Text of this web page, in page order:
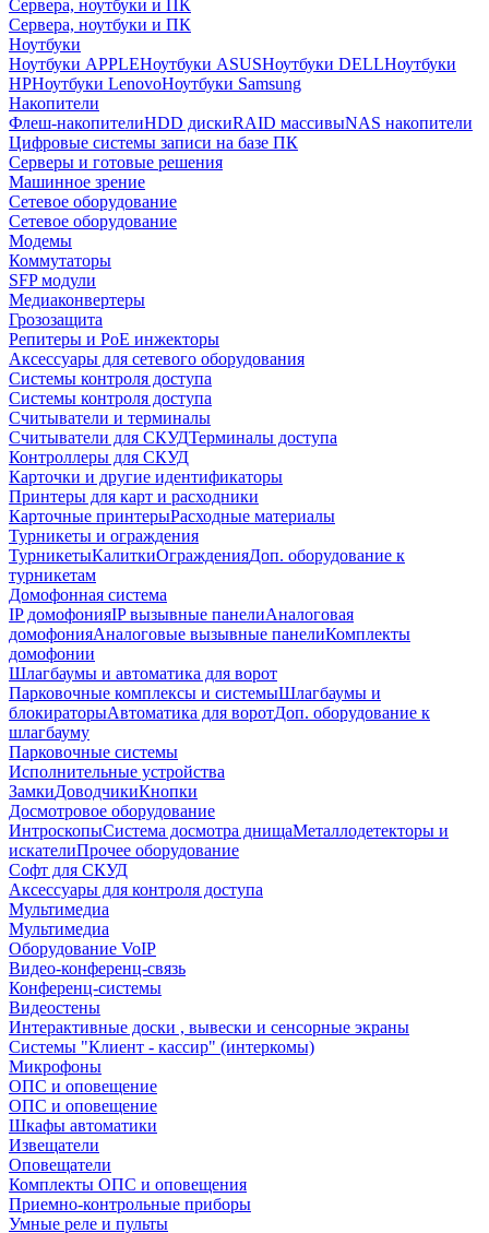
Сервера, ноутбуки и ПК
Сервера, ноутбуки и ПК
Ноутбуки
Ноутбуки APPLEНоутбуки ASUSНоутбуки DELLНоутбуки
HPНоутбуки LenovoНоутбуки Samsung
Накопители
Флеш-накопителиHDD дискиRAID массивыNAS накопители
Цифровые системы записи на базе ПК
Серверы и готовые решения
Машинное зрение
Сетевое оборудование
Сетевое оборудование
Модемы
Коммутаторы
SFP модули
Медиаконвертеры
Грозозащита
Репитеры и PoE инжекторы
Аксессуары для сетевого оборудования
Системы контроля доступа
Системы контроля доступа
Считыватели и терминалы
Считыватели для СКУДТерминалы доступа
Контроллеры для СКУД
Карточки и другие идентификаторы
Принтеры для карт и расходники
Карточные принтерыРасходные материалы
Турникеты и ограждения
ТурникетыКалиткиОгражденияДоп. оборудование к
турникетам
Домофонная система
IP домофонияIP вызывные панелиАналоговая
домофонияАналоговые вызывные панелиКомплекты
домофонии
Шлагбаумы и автоматика для ворот
Парковочные комплексы и системыШлагбаумы и
блокираторыАвтоматика для воротДоп. оборудование к
шлагбауму
Парковочные системы
Исполнительные устройства
ЗамкиДоводчикиКнопки
Досмотровое оборудование
ИнтроскопыСистема досмотра днищаМеталлодетекторы и
искателиПрочее оборудование
Софт для СКУД
Аксессуары для контроля доступа
Мультимедиа
Мультимедиа
Оборудование VoIP
Видео-конференц-связь
Конференц-системы
Видеостены
Интерактивные доски , вывески и сенсорные экраны
Системы "Клиент - кассир" (интеркомы)
Микрофоны
ОПС и оповещение
ОПС и оповещение
Шкафы автоматики
Извещатели
Оповещатели
Комплекты ОПС и оповещения
Приемно-контрольные приборы
Умные реле и пульты